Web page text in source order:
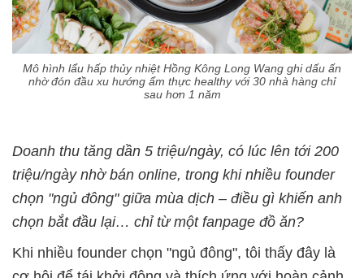
Mô hình lẩu hấp thủy nhiệt Hồng Kông Long Wang ghi dấu ấn
nhờ đón đầu xu hướng ẩm thực healthy với 30 nhà hàng chỉ
sau hơn 1 năm
Doanh thu tăng dần 5 triệu/ngày, có lúc lên tới 200
triệu/ngày nhờ bán online, trong khi nhiều founder
chọn "ngủ đông" giữa mùa dịch – điều gì khiến anh
chọn bắt đầu lại… chỉ từ một fanpage đồ ăn?
Khi nhiều founder chọn "ngủ đông", tôi thấy đây là